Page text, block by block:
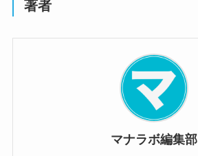
著者
マナラボ編集部